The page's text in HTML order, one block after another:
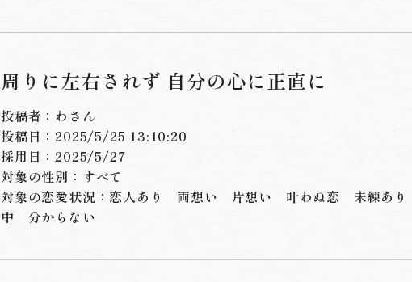
周りに左右されず 自分の心に正直に
投稿者：わさん
投稿日：2025/5/25 13:10:20
採用日：2025/5/27
対象の性別：すべて
対象の恋愛状況： 恋人あり 両想い 片想い 叶わぬ恋 未練あり
中
分からない